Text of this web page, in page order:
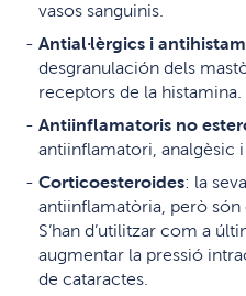
vasos sanguinis.
Antial·lèrgics i
desgranulación dels
receptors de la histamina.
Antiinflamatoris no
antiinflamatori, analgèsic
Corticoesteroides: la
antiinflamatòria, però són
S’han d’utilitzar com a
augmentar la pressió
de cataractes.